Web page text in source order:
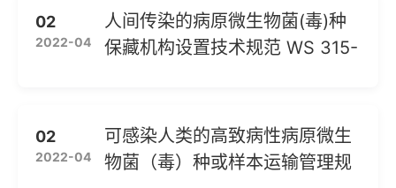
02
2022-04
人间传染的病原微生物菌(毒)种
保藏机构设置技术规范 WS 315-
02
2022-04
可感染人类的高致病性病原微生
物菌（毒）种或样本运输管理规